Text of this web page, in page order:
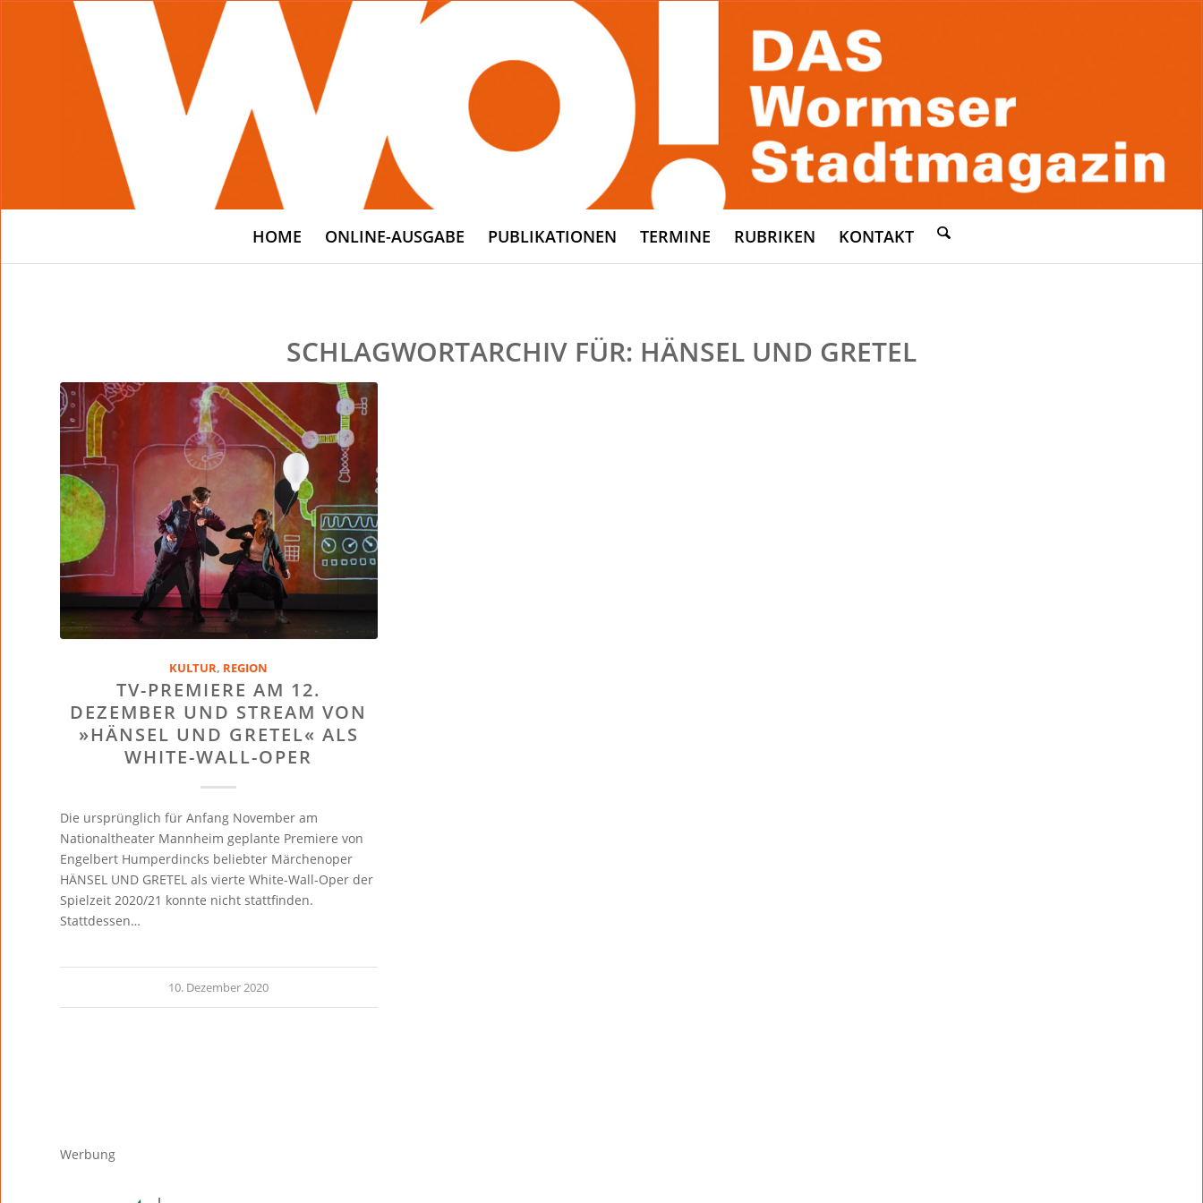
HOME ONLINE-AUSGABE PUBLIKATIONEN TERMINE RUBRIKEN KONTAKT
SCHLAGWORTARCHIV FÜR: HÄNSEL UND GRETEL
KULTUR, REGION
TV-PREMIERE AM 12.
DEZEMBER UND STREAM VON
»HÄNSEL UND GRETEL« ALS
WHITE-WALL-OPER
Die ursprünglich für Anfang November am
Nationaltheater Mannheim geplante Premiere von
Engelbert Humperdincks beliebter Märchenoper
HÄNSEL UND GRETEL als vierte White-Wall-Oper der
Spielzeit 2020/21 konnte nicht stattfinden.
Stattdessen…
10. Dezember 2020
Werbung